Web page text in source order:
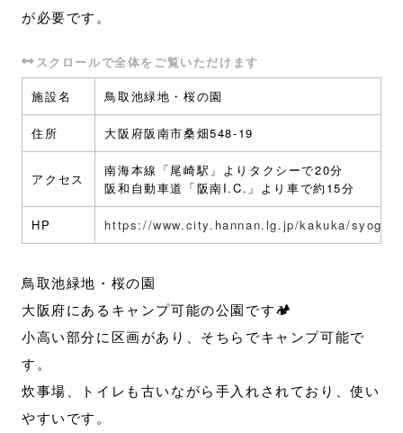
が必要です。
施設名 鳥取池緑地・桜の園
住所 大阪府阪南市桑畑548-19
アクセス
南海本線「尾崎駅」よりタクシーで20分
阪和自動車道「阪南I.C.」より車で約15分
HP https://www.city.hannan.lg.jp/kakuka/
鳥取池緑地・桜の園
大阪府にあるキャンプ可能の公園です🏕
小高い部分に区画があり、そちらでキャンプ可能で
す。
炊事場、トイレも古いながら手入れされており、使い
やすいです。